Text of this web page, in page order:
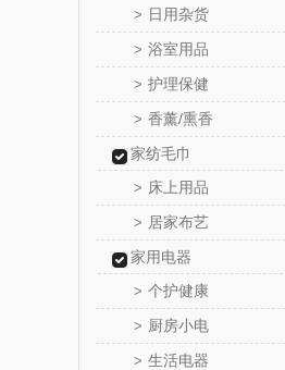
> 日用杂货
> 浴室用品
> 护理保健
> 香薰/熏香
家纺毛巾
> 床上用品
> 居家布艺
家用电器
> 个护健康
> 厨房小电
> 生活电器